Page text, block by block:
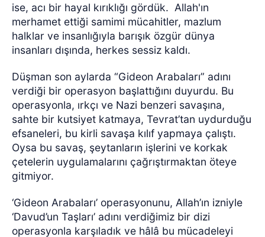
ise, acı bir hayal kırıklığı gördük. Allah'ın
merhamet ettiği samimi mücahitler, mazlum
halklar ve insanlığıyla barışık özgür dünya
insanları dışında, herkes sessiz kaldı.
Düşman son aylarda “Gideon Arabaları” adını
verdiği bir operasyon başlattığını duyurdu. Bu
operasyonla, ırkçı ve Nazi benzeri savaşına,
sahte bir kutsiyet katmaya, Tevrat’tan uydurduğu
efsaneleri, bu kirli savaşa kılıf yapmaya çalıştı.
Oysa bu savaş, şeytanların işlerini ve korkak
çetelerin uygulamalarını çağrıştırmaktan öteye
gitmiyor.
‘Gideon Arabaları’ operasyonunu, Allah’ın izniyle
‘Davud’un Taşları’ adını verdiğimiz bir dizi
operasyonla karşıladık ve hâlâ bu mücadeleyi